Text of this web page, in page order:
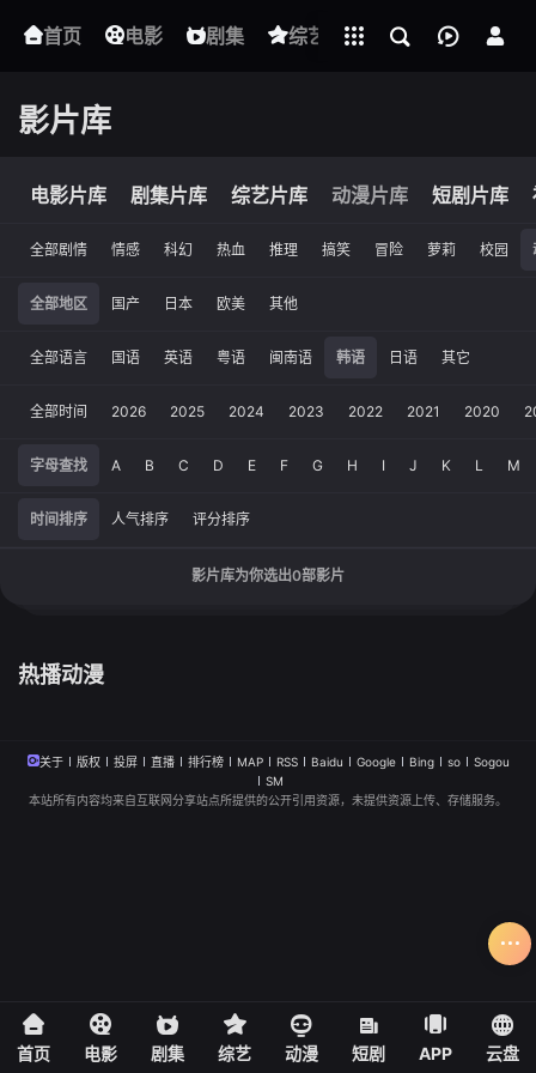
首页 电影 剧集 综艺 动漫 短剧
下载客户端
影片库
电影片库 剧集片库 综艺片库 动漫片库 短剧片库
全部剧情 情感 科幻 热血 推理 搞笑 冒险 萝莉 校园
全部地区 国产 日本 欧美 其他
全部语言 国语 英语 粤语 闽南语 韩语 日语 其它
全部时间 2026 2025 2024 2023 2022 2021 2020
字母查找 A B C D E F G H I J K L M
时间排序 人气排序 评分排序
影片库为你选出0部影片
热播动漫
关于 版权 投屏 直播 排行榜 MAP RSS Baidu Google Bing so
Sogou
SM
本站所有内容均来自互联网分享站点所提供的公开引用资源，未提供资源上传、存储服务。
首页 电影 剧集 综艺 动漫 短剧 APP 云盘